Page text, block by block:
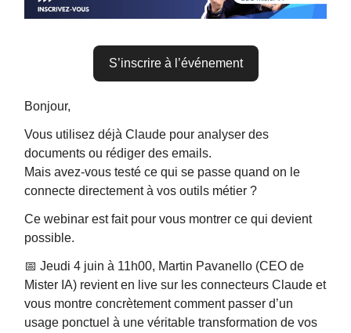
S’inscrire à l’événement
Bonjour,
Vous utilisez déjà Claude pour analyser des
documents ou rédiger des emails.
Mais avez-vous testé ce qui se passe quand on le
connecte directement à vos outils métier ?
Ce webinar est fait pour vous montrer ce qui devient
possible.
📅 Jeudi 4 juin à 11h00, Martin Pavanello (CEO de
Mister IA) revient en live sur les connecteurs Claude et
vous montre concrètement comment passer d’un
usage ponctuel à une véritable transformation de vos